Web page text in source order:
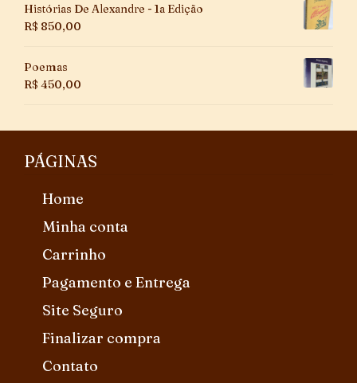
Histórias De Alexandre - 1a Edição
R$ 850,00
Poemas
R$ 450,00
PÁGINAS
Home
Minha conta
Carrinho
Pagamento e Entrega
Site Seguro
Finalizar compra
Contato